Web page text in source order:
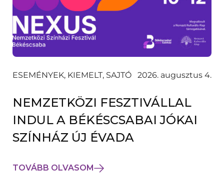
ESEMÉNYEK, KIEMELT, SAJTÓ 2026. augusztus 4.
NEMZETKÖZI FESZTIVÁLLAL
INDUL A BÉKÉSCSABAI JÓKAI
SZÍNHÁZ ÚJ ÉVADA
TOVÁBB OLVASOM